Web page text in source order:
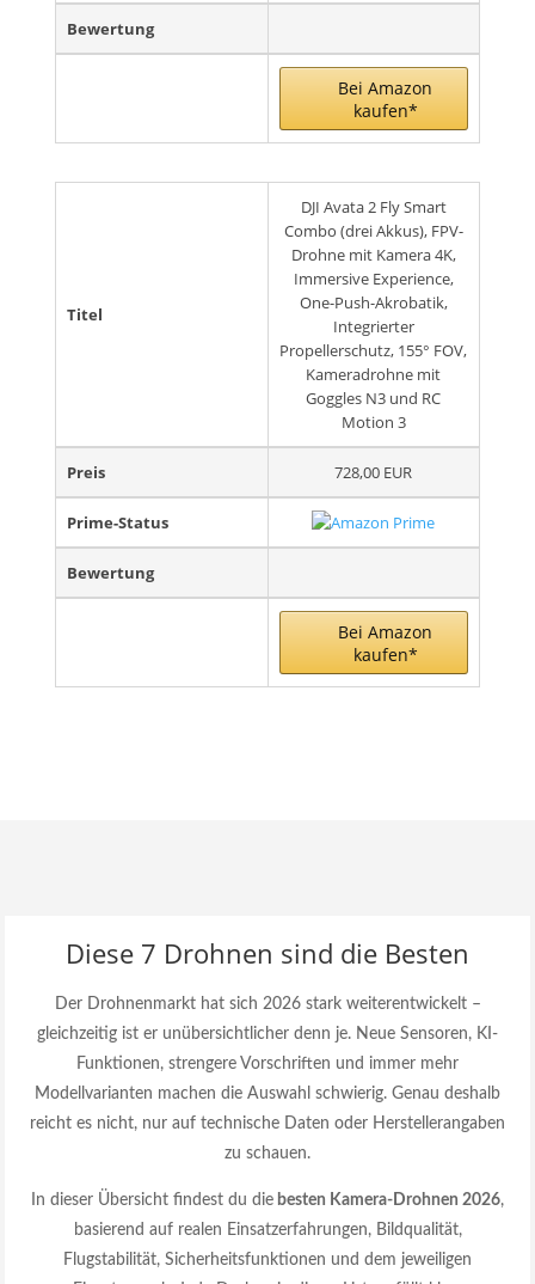
Bewertung
Bei Amazon
kaufen*
Titel
DJI Avata 2 Fly Smart
Combo (drei Akkus), FPV-
Drohne mit Kamera 4K,
Immersive Experience,
One-Push-Akrobatik,
Integrierter
Propellerschutz, 155° FOV,
Kameradrohne mit
Goggles N3 und RC
Motion 3
Preis 728,00 EUR
Prime-Status
Bewertung
Bei Amazon
kaufen*
Diese 7 Drohnen sind die Besten
Der Drohnenmarkt hat sich 2026 stark weiterentwickelt –
gleichzeitig ist er unübersichtlicher denn je. Neue Sensoren, KI-
Funktionen, strengere Vorschriften und immer mehr
Modellvarianten machen die Auswahl schwierig. Genau deshalb
reicht es nicht, nur auf technische Daten oder Herstellerangaben
zu schauen.
In dieser Übersicht findest du die besten Kamera-Drohnen 2026,
basierend auf realen Einsatzerfahrungen, Bildqualität,
Flugstabilität, Sicherheitsfunktionen und dem jeweiligen